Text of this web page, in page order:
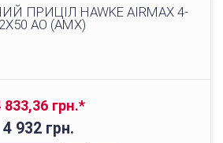
ПРИЦІЛ HAWKE AIRMAX 4-
AO (AMX)
833,36 грн.*
4 932 грн.